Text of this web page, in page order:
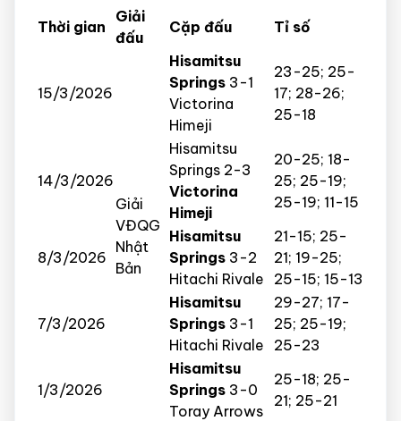
Thời gian
Giải
đấu
Cặp đấu Tỉ số
15/3/2026
Giải
VĐQG
Nhật
Bản
Hisamitsu
Springs 3-1
Victorina
Himeji
23-25; 25-
17; 28-26;
25-18
14/3/2026
Hisamitsu
Springs 2-3
Victorina
Himeji
20-25; 18-
25; 25-19;
25-19; 11-15
8/3/2026
Hisamitsu
Springs 3-2
Hitachi Rivale
21-15; 25-
21; 19-25;
25-15; 15-13
7/3/2026
Hisamitsu
Springs 3-1
Hitachi Rivale
29-27; 17-
25; 25-19;
25-23
1/3/2026
Hisamitsu
Springs 3-0
Toray Arrows
25-18; 25-
21; 25-21